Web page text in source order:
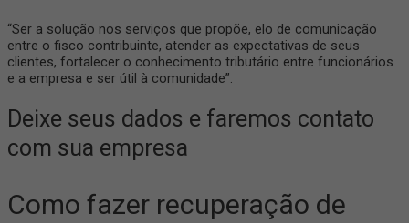
“Ser a solução nos serviços que propõe, elo de comunicação
entre o fisco contribuinte, atender as expectativas de seus
clientes, fortalecer o conhecimento tributário entre funcionários
e a empresa e ser útil à comunidade”.
Deixe seus dados e faremos contato
com sua empresa
Como fazer recuperação de